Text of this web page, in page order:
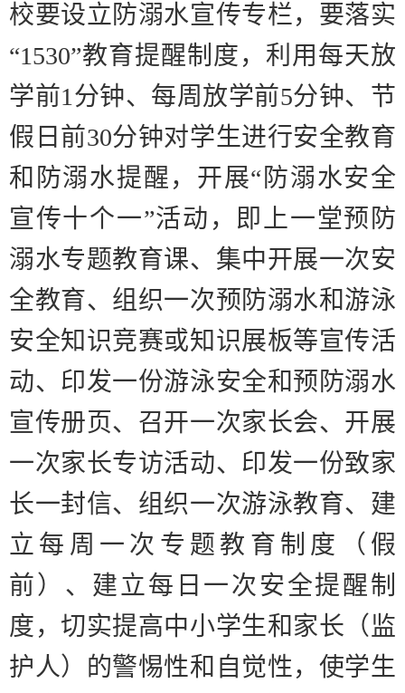
校要设立防溺水宣传专栏，要落实
“1530”教育提醒制度，利用每天放
学前1分钟、每周放学前5分钟、节
假日前30分钟对学生进行安全教育
和防溺水提醒，开展“ 防溺水安全
宣传十个一”活动，即上一堂预防
溺水专题教育课、集中开展一次安
全教育、组织一次预防溺水和游泳
安全知识竞赛或知识展板等宣传活
动、印发一份游泳安全和预防溺水
宣传册页、召开一次家长会、开展
一次家长专访活动、印发一份致家
长一封信、组织一次游泳教育、建
立每周一次专题教育制度（假
前）、建立每日一次安全提醒制
度， 切实提高中小学生和家长（监
护人）的警惕性和自觉性，使学生